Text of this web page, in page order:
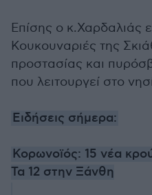
Επίσης ο κ.Χαρδαλιάς
Κουκουναριές της
προστασίας και
που λειτουργεί στο
Ειδήσεις σήμερα:
Κορωνοϊός: 15 νέα
Τα 12 στην Ξάνθη